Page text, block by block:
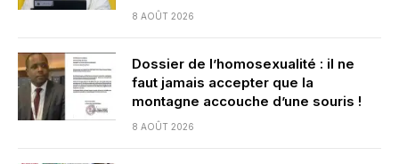
8 AOÛT 2026
Dossier de l’homosexualité : il ne
faut jamais accepter que la
montagne accouche d’une souris !
8 AOÛT 2026